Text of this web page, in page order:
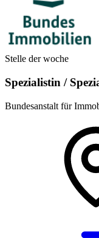
Stelle der woche
Spezialistin /
Bundesanstalt für